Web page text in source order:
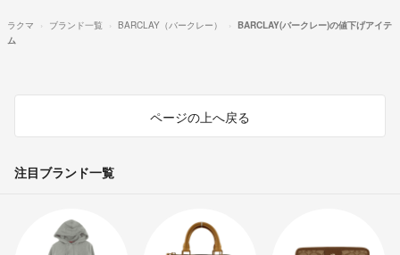
ラクマ ブランド一覧 BARCLAY（バークレー）
BARCLAY(バークレー)の値下げアイテ
ム
ページの上へ戻る
注目ブランド一覧